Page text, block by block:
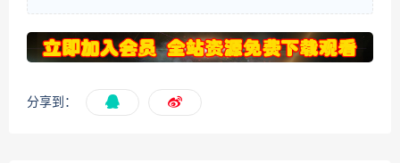
分享到：